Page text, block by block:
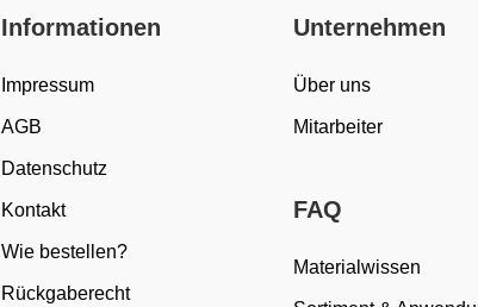
Informationen
Impressum
AGB
Datenschutz
Kontakt
Wie bestellen?
Rückgaberecht
Unternehmen
Über uns
Mitarbeiter
FAQ
Materialwissen